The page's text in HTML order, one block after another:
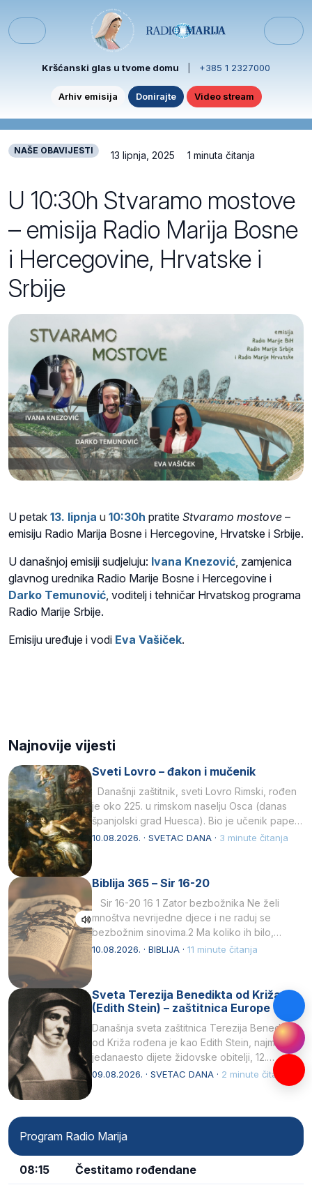
Menu
Kršćanski glas u tvome domu +385 1 2327000
Arhiv emisija Donirajte Video stream
NAŠE OBAVIJESTI 13 lipnja, 2025 1 minuta čitanja
U 10:30h Stvaramo mostove
– emisija Radio Marija Bosne
i Hercegovine, Hrvatske i
Srbije
U petak 13. lipnja u 10:30h pratite Stvaramo mostove –
emisiju Radio Marija Bosne i Hercegovine, Hrvatske i Srbije.
U današnjoj emisiji sudjeluju: Ivana Knezović , zamjenica
glavnog urednika Radio Marije Bosne i Hercegovine i
Darko Temunović , voditelj i tehničar Hrvatskog programa
Radio Marije Srbije.
Emisiju uređuje i vodi Eva Vašiček.
Najnovije vijesti
Sveti Lovro – đakon i mučenik
Današnji zaštitnik, sveti Lovro Rimski, rođen
je oko 225. u rimskom naselju Osca (danas
španjolski grad Huesca). Bio je učenik pape…
10.08.2026. · SVETAC DANA · 3 minute čitanja
Biblija 365 – Sir 16-20
Sir 16-20 16 1 Zator bezbožnika Ne želi
mnoštva nevrijedne djece i ne raduj se
bezbožnim sinovima.2 Ma koliko ih bilo,…
10.08.2026. · BIBLIJA · 11 minute čitanja
Sveta Terezija Benedikta od Križa
(Edith Stein) – zaštitnica Europe
Današnja sveta zaštitnica Terezija Benedikta
od Križa rođena je kao Edith Stein, najmlađe,
jedanaesto dijete židovske obitelji, 12.
listopada 1891, u Wrocławu…
09.08.2026. · SVETAC DANA · 2 minute čitanja
Program Radio Marija
08:15 Čestitamo rođendane